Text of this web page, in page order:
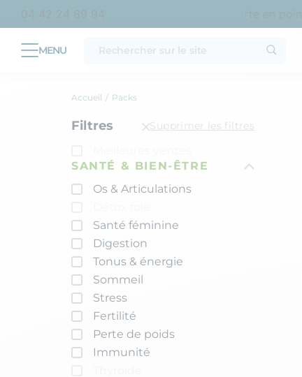
Accueil Packs
Filtres Supprimer les filtres
SANTÉ & BIEN-ÊTRE
Os & Articulations
Santé féminine
Digestion
Tonus & énergie
Sommeil
Stress
Fertilité
Perte de poids
Immunité